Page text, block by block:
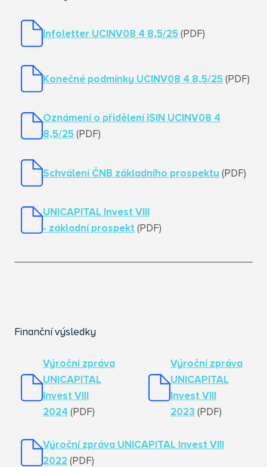
Infoletter UCINV08 4 8,5/25 (PDF)
Konečné podmínky UCINV08 4 8,5/25 (PDF)
Oznámení o přidělení ISIN UCINV08 4
8,5/25 (PDF)
Schválení ČNB základního prospektu (PDF)
UNICAPITAL Invest VIII
- základní prospekt (PDF)
Finanční výsledky
Výroční zpráva
UNICAPITAL
Invest VIII
2024 (PDF)
Výroční zpráva
UNICAPITAL
Invest VIII
2023 (PDF)
Výroční zpráva UNICAPITAL Invest VIII
2022 (PDF)